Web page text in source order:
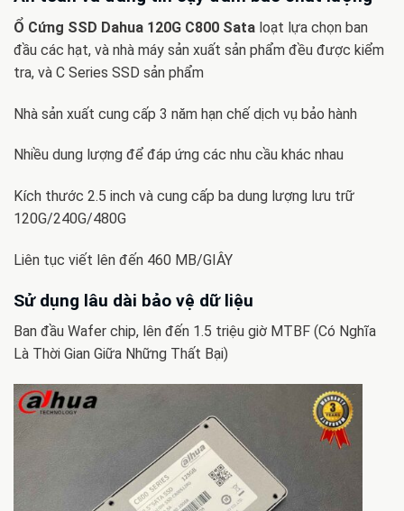
Ổ Cứng SSD Dahua 120G C800 Sata loạt lựa chọn ban
đầu các hạt, và nhà máy sản xuất sản phẩm đều được kiểm
tra, và C Series SSD sản phẩm
Nhà sản xuất cung cấp 3 năm hạn chế dịch vụ bảo hành
Nhiều dung lượng để đáp ứng các nhu cầu khác nhau
Kích thước 2.5 inch và cung cấp ba dung lượng lưu trữ
120G/240G/480G
Liên tục viết lên đến 460 MB/GIÂY
Sử dụng lâu dài bảo vệ dữ liệu
Ban đầu Wafer chip, lên đến 1.5 triệu giờ MTBF (Có Nghĩa
Là Thời Gian Giữa Những Thất Bại)